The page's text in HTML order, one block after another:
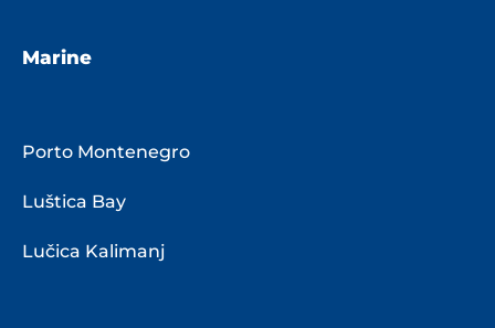
Marine
Porto Montenegro
Luštica Bay
Lučica Kalimanj